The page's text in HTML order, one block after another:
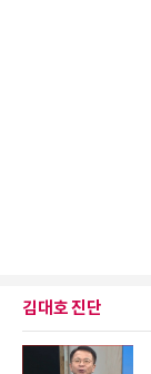
김대호 진단